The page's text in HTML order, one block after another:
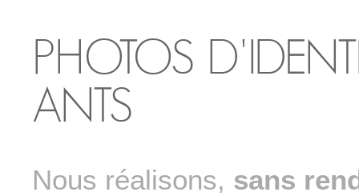
PHOTOS
ANTS
Nous réalisons, sans